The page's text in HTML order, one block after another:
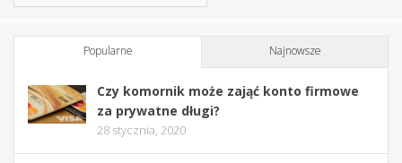
Popularne Najnowsze
Czy komornik może zająć konto firmowe
za prywatne długi?
28 stycznia, 2020